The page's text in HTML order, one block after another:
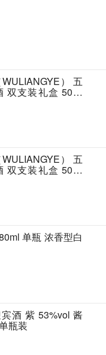
） 五
双支装礼盒 50度
） 五
双支装礼盒 50度
单瓶 浓香型白
酒 紫 53%vol 酱
瓶装